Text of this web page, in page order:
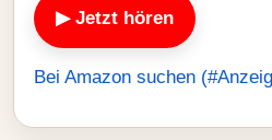
▶ Jetzt hören
Bei Amazon suchen